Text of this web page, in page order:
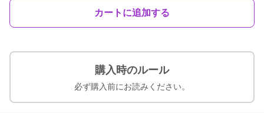
カートに追加する
購入時のルール
必ず購入前にお読みください。